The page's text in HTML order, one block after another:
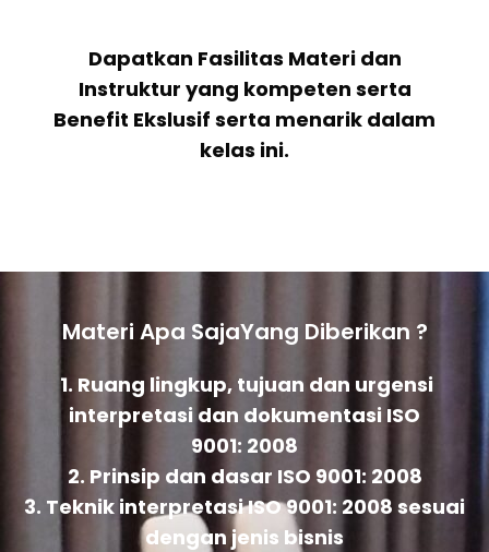
Dapatkan Fasilitas Materi dan
Instruktur yang kompeten serta
Benefit Ekslusif serta menarik dalam
kelas ini.
Materi Apa SajaYang Diberikan ?
1. Ruang lingkup, tujuan dan urgensi
interpretasi dan dokumentasi ISO
9001: 2008
2. Prinsip dan dasar ISO 9001: 2008
3. Teknik interpretasi ISO 9001: 2008 sesuai
dengan jenis bisnis